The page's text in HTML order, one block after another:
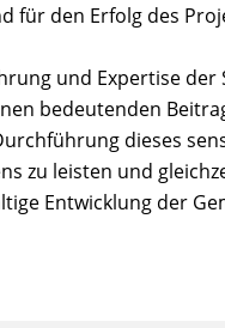
für den Erfolg des
und Expertise der
bedeutenden
dieses
zu leisten und
Entwicklung der